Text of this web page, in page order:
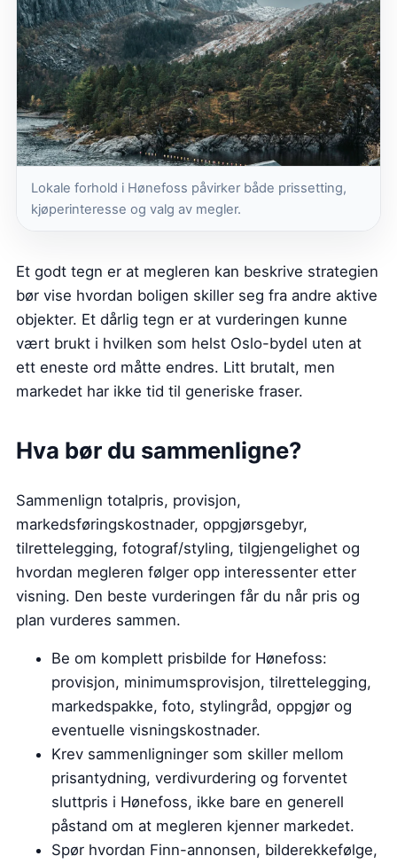
Lokale forhold i Hønefoss påvirker både prissetting,
kjøperinteresse og valg av megler.
Et godt tegn er at megleren kan beskrive strategien
bør vise hvordan boligen skiller seg fra andre aktive
objekter. Et dårlig tegn er at vurderingen kunne
vært brukt i hvilken som helst Oslo-bydel uten at
ett eneste ord måtte endres. Litt brutalt, men
markedet har ikke tid til generiske fraser.
Hva bør du sammenligne?
Sammenlign totalpris, provisjon,
markedsføringskostnader, oppgjørsgebyr,
tilrettelegging, fotograf/styling, tilgjengelighet og
hvordan megleren følger opp interessenter etter
visning. Den beste vurderingen får du når pris og
plan vurderes sammen.
Be om komplett prisbilde for Hønefoss:
provisjon, minimumsprovisjon, tilrettelegging,
markedspakke, foto, stylingråd, oppgjør og
eventuelle visningskostnader.
Krev sammenligninger som skiller mellom
prisantydning, verdivurdering og forventet
sluttpris i Hønefoss, ikke bare en generell
påstand om at megleren kjenner markedet.
Spør hvordan Finn-annonsen, bilderekkefølge,